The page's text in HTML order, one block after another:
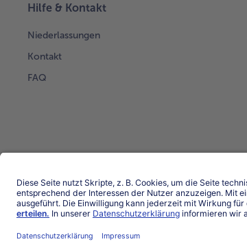
Hilfe & Kontakt
Niederlassungen
Kontakt
FAQ